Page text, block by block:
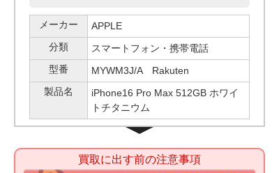
メーカー
APPLE
分類
スマートフォン・携帯電話
型番
MYWM3J/A Rakuten
製品名
iPhone16 Pro Max 512GB ホワイ
トチタニウム
買取に出す前の注意事項